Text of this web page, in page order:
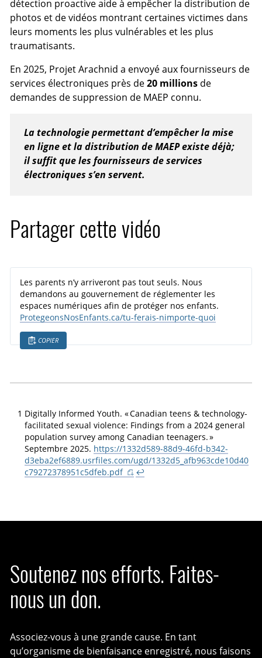
détection proactive aide à empêcher la distribution de
photos et de vidéos montrant certaines victimes dans
leurs moments les plus vulnérables et les plus
traumatisants.
En 2025, Projet Arachnid a envoyé aux fournisseurs de
services électroniques près de20 millions de
demandes de suppression de MAEP connu.
La technologie permettant d’empêcher la mise
en ligne et la distribution de MAEP existe déjà;
il suffit que les fournisseurs de services
électroniques s’en servent.
Partager cette vidéo
Les parents n’y arriveront pas tout seuls. Nous
demandons au gouvernement de réglementer les
espaces numériques afin de protéger nos enfants.
ProtegeonsNosEnfants.ca/tu-ferais-nimporte-quoi
COPIER
1 Digitally Informed Youth. «Canadian teens & technology-
facilitated sexual violence: Findings from a 2024 general
population survey among Canadian teenagers.»
Septembre 2025. https://1332d589-88d9-46fd-b342-
d3eba2ef6889.usrfiles.com/ugd/1332d5_afb963cde10d40
c79272378951c5dfeb.pdf
↩
Soutenez nos efforts. Faites-
nous un don.
Associez-vous à une grande cause. En tant
qu’organisme de bienfaisance enregistré, nous faisons